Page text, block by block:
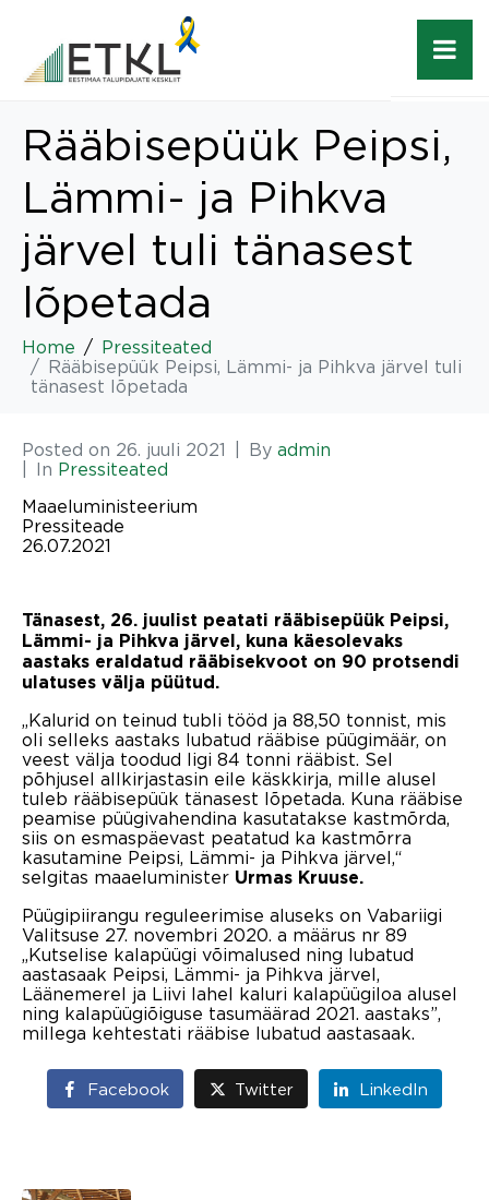
Rääbisepüük Peipsi,
Lämmi- ja Pihkva
järvel tuli tänasest
lõpetada
Home
Pressiteated
Rääbisepüük Peipsi, Lämmi- ja Pihkva järvel tuli
tänasest lõpetada
Posted on 26. juuli 2021 By admin
In Pressiteated
Maaeluministeerium
Pressiteade
26.07.2021
Tänasest, 26. juulist peatati rääbisepüük Peipsi,
Lämmi- ja Pihkva järvel, kuna käesolevaks
aastaks eraldatud rääbisekvoot on 90 protsendi
ulatuses välja püütud.
„Kalurid on teinud tubli tööd ja 88,50 tonnist, mis
oli selleks aastaks lubatud rääbise püügimäär, on
veest välja toodud ligi 84 tonni rääbist. Sel
põhjusel allkirjastasin eile käskkirja, mille alusel
tuleb rääbisepüük tänasest lõpetada. Kuna rääbise
peamise püügivahendina kasutatakse kastmõrda,
siis on esmaspäevast peatatud ka kastmõrra
kasutamine Peipsi, Lämmi- ja Pihkva järvel,“
selgitas maaeluminister Urmas Kruuse.
Püügipiirangu reguleerimise aluseks on Vabariigi
Valitsuse 27. novembri 2020. a määrus nr 89
„Kutselise kalapüügi võimalused ning lubatud
aastasaak Peipsi, Lämmi- ja Pihkva järvel,
Läänemerel ja Liivi lahel kaluri kalapüügiloa alusel
ning kalapüügiõiguse tasumäärad 2021. aastaks”,
millega kehtestati rääbise lubatud aastasaak.
Facebook Twitter LinkedIn